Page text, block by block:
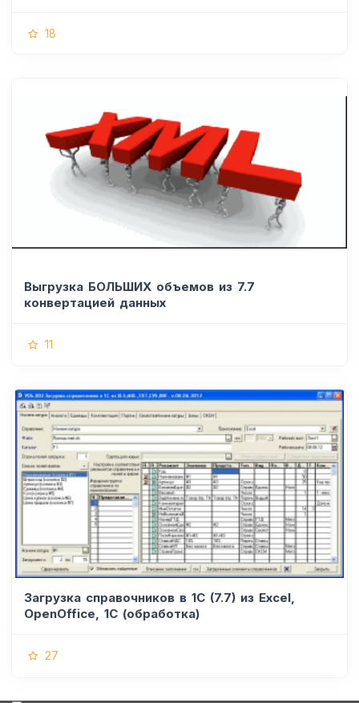
18
Выгрузка БОЛЬШИХ объемов из 7.7
конвертацией данных
11
Загрузка справочников в 1С (7.7) из Excel,
OpenOffice, 1C (обработка)
27